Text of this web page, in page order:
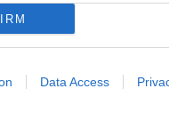
Data Access
το 34,12%